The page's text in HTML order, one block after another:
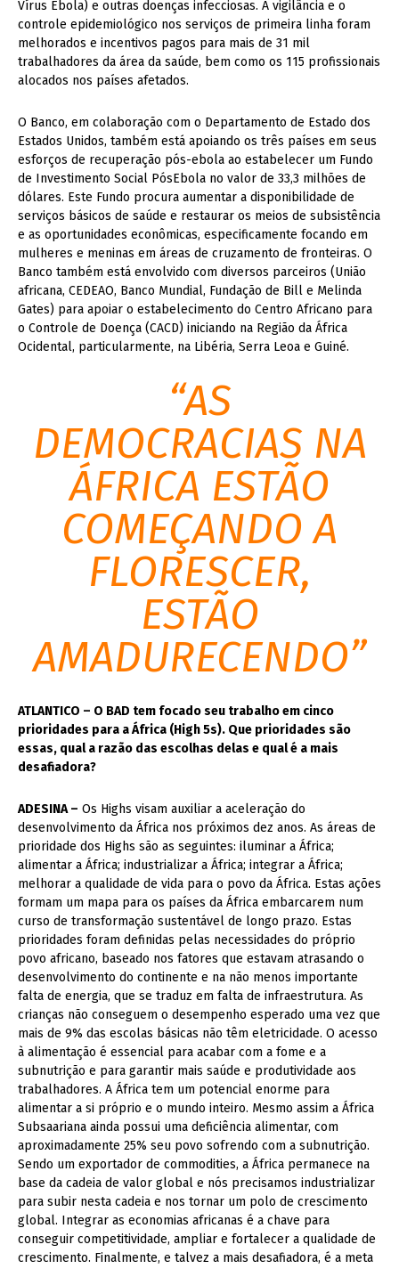
Vírus Ebola) e outras doenças infecciosas. A vigilância e o
controle epidemiológico nos serviços de primeira linha foram
melhorados e incentivos pagos para mais de 31 mil
trabalhadores da área da saúde, bem como os 115 profissionais
alocados nos países afetados.
O Banco, em colaboração com o Departamento de Estado dos
Estados Unidos, também está apoiando os três países em seus
esforços de recuperação pós-ebola ao estabelecer um Fundo
de Investimento Social PósEbola no valor de 33,3 milhões de
dólares. Este Fundo procura aumentar a disponibilidade de
serviços básicos de saúde e restaurar os meios de subsistência
e as oportunidades econômicas, especificamente focando em
mulheres e meninas em áreas de cruzamento de fronteiras. O
Banco também está envolvido com diversos parceiros (União
africana, CEDEAO, Banco Mundial, Fundação de Bill e Melinda
Gates) para apoiar o estabelecimento do Centro Africano para
o Controle de Doença (CACD) iniciando na Região da África
Ocidental, particularmente, na Libéria, Serra Leoa e Guiné.
“AS
DEMOCRACIAS NA
ÁFRICA ESTÃO
COMEÇANDO A
FLORESCER,
ESTÃO
AMADURECENDO”
ATLANTICO – O BAD tem focado seu trabalho em cinco
prioridades para a África (High 5s). Que prioridades são
essas, qual a razão das escolhas delas e qual é a mais
desafiadora?
ADESINA – Os Highs visam auxiliar a aceleração do
desenvolvimento da África nos próximos dez anos. As áreas de
prioridade dos Highs são as seguintes: iluminar a África;
alimentar a África; industrializar a África; integrar a África;
melhorar a qualidade de vida para o povo da África. Estas ações
formam um mapa para os países da África embarcarem num
curso de transformação sustentável de longo prazo. Estas
prioridades foram definidas pelas necessidades do próprio
povo africano, baseado nos fatores que estavam atrasando o
desenvolvimento do continente e na não menos importante
falta de energia, que se traduz em falta de infraestrutura. As
crianças não conseguem o desempenho esperado uma vez que
mais de 9% das escolas básicas não têm eletricidade. O acesso
à alimentação é essencial para acabar com a fome e a
subnutrição e para garantir mais saúde e produtividade aos
trabalhadores. A África tem um potencial enorme para
alimentar a si próprio e o mundo inteiro. Mesmo assim a África
Subsaariana ainda possui uma deficiência alimentar, com
aproximadamente 25% seu povo sofrendo com a subnutrição.
Sendo um exportador de commodities, a África permanece na
base da cadeia de valor global e nós precisamos industrializar
para subir nesta cadeia e nos tornar um polo de crescimento
global. Integrar as economias africanas é a chave para
conseguir competitividade, ampliar e fortalecer a qualidade de
crescimento. Finalmente, e talvez a mais desafiadora, é a meta